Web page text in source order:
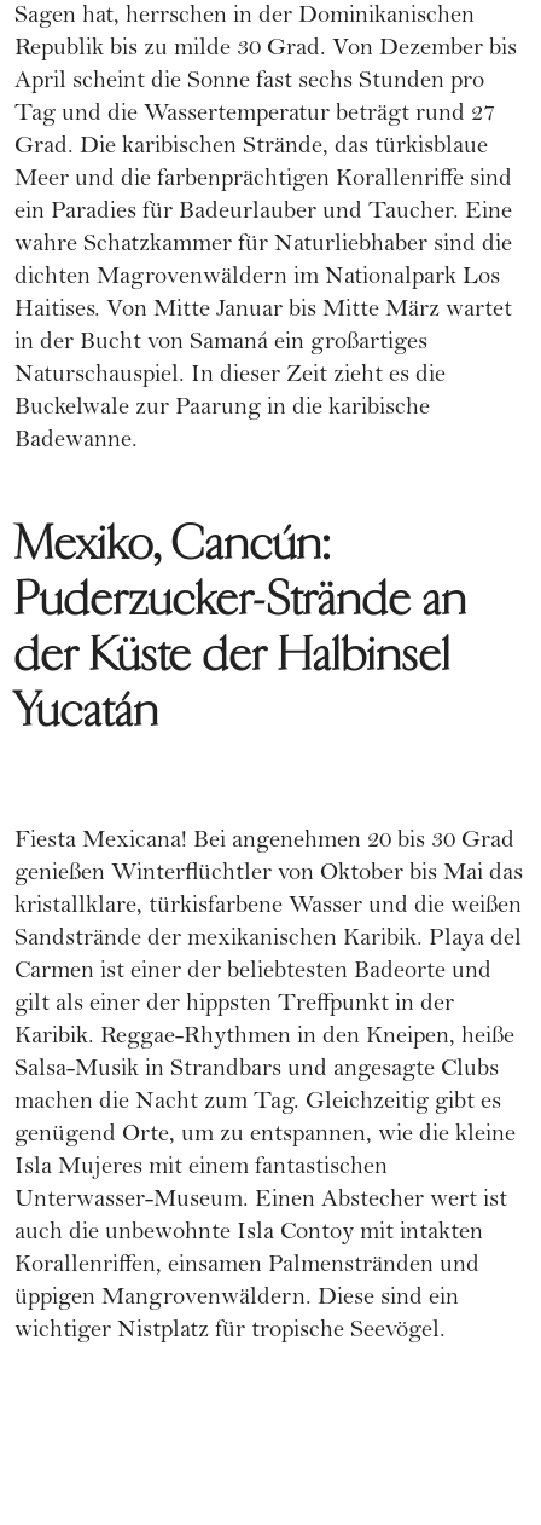
Sagen hat, herrschen in der Dominikanischen
Republik bis zu milde 30 Grad. Von Dezember bis
April scheint die Sonne fast sechs Stunden pro
Tag und die Wassertemperatur beträgt rund 27
Grad. Die karibischen Strände, das türkisblaue
Meer und die farbenprächtigen Korallenriffe sind
ein Paradies für Badeurlauber und Taucher. Eine
wahre Schatzkammer für Naturliebhaber sind die
dichten Magrovenwäldern im Nationalpark Los
Haitises. Von Mitte Januar bis Mitte März wartet
in der Bucht von Samaná ein großartiges
Naturschauspiel. In dieser Zeit zieht es die
Buckelwale zur Paarung in die karibische
Badewanne.
Mexiko, Cancún:
Puderzucker-Strände an
der Küste der Halbinsel
Yucatán
Fiesta Mexicana! Bei angenehmen 20 bis 30 Grad
genießen Winterflüchtler von Oktober bis Mai das
kristallklare, türkisfarbene Wasser und die weißen
Sandstrände der mexikanischen Karibik. Playa del
Carmen ist einer der beliebtesten Badeorte und
gilt als einer der hippsten Treffpunkt in der
Karibik. Reggae-Rhythmen in den Kneipen, heiße
Salsa-Musik in Strandbars und angesagte Clubs
machen die Nacht zum Tag. Gleichzeitig gibt es
genügend Orte, um zu entspannen, wie die kleine
Isla Mujeres mit einem fantastischen
Unterwasser-Museum. Einen Abstecher wert ist
auch die unbewohnte Isla Contoy mit intakten
Korallenriffen, einsamen Palmenstränden und
üppigen Mangrovenwäldern. Diese sind ein
wichtiger Nistplatz für tropische Seevögel.